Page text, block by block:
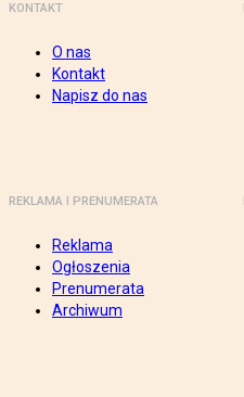
KONTAKT
O nas
Kontakt
Napisz do nas
REKLAMA I PRENUMERATA
Reklama
Ogłoszenia
Prenumerata
Archiwum